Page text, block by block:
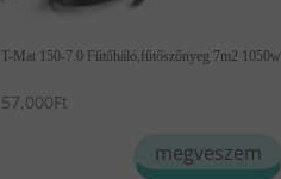
T-Mat 150-7.0 Fűtőháló,fűtőszőnyeg 7m2 1050w
57,000Ft
megveszem